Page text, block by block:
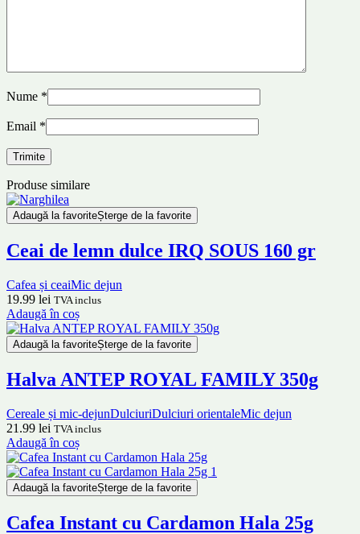
Nume *
Email *
Produse similare
Adaugă la favoriteȘterge de la favorite
Ceai de lemn dulce IRQ SOUS 160 gr
Cafea și ceaiMic dejun
19.99 lei TVA inclus
Adaugă în coș
Adaugă la favoriteȘterge de la favorite
Halva ANTEP ROYAL FAMILY 350g
Cereale și mic-dejunDulciuriDulciuri orientaleMic dejun
21.99 lei TVA inclus
Adaugă în coș
Adaugă la favoriteȘterge de la favorite
Cafea Instant cu Cardamon Hala 25g